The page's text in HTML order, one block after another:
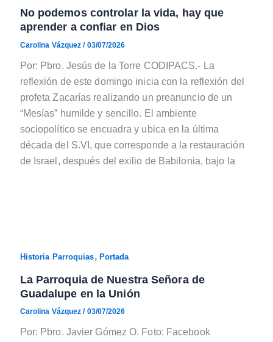
No podemos controlar la vida, hay que
aprender a confiar en Dios
Carolina Vázquez/ 03/07/2026
Por: Pbro. Jesús de la Torre CODIPACS.- La
reflexión de este domingo inicia con la reflexión del
profeta Zacarías realizando un preanuncio de un
“Mesías” humilde y sencillo. El ambiente
sociopolítico se encuadra y ubica en la última
década del S.VI, que corresponde a la restauración
de Israel, después del exilio de Babilonia, bajo la
Historia Parroquias, Portada
La Parroquia de Nuestra Señora de
Guadalupe en la Unión
Carolina Vázquez/ 03/07/2026
Por: Pbro. Javier Gómez O. Foto: Facebook